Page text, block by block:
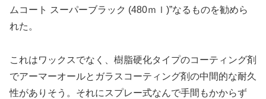
ムコート スーパーブラック (480ｍｌ)”なるものを勧めら
れた。
これはワックスでなく、樹脂硬化タイプのコーティング剤
でアーマーオールとガラスコーティング剤の中間的な耐久
性がありそう。それにスプレー式なんで手間もかからず